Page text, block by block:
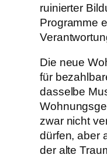
ruinierter
Programme
Die neue
für
dasselbe
zwar nicht
dürfen, aber
der alte